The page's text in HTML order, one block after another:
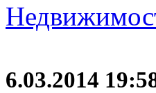
6.03.2014